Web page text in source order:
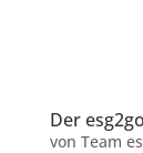
Der
von Team